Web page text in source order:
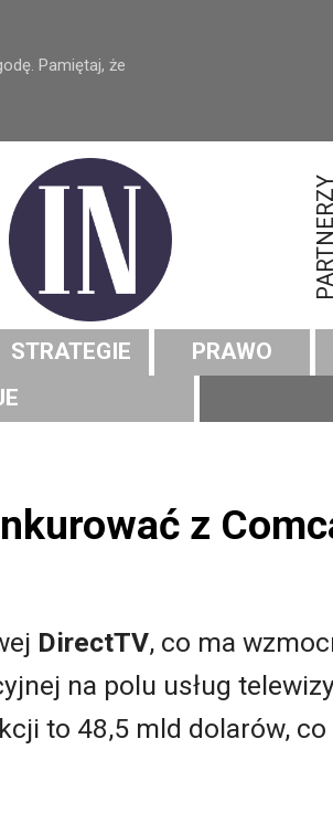
Pamiętaj, że
PARTNERZY
STRATEGIE PRAWO
z
DirectTV, co ma
na polu usług
to 48,5 mld dolarów, co